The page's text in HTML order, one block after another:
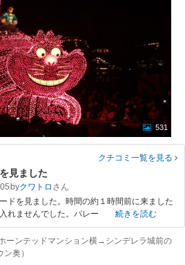
531
クチコミ一覧を見る
見ました
byクワトロ
ドを見ました。時間の約１時間前に来ました
れませんでした。パレー
続きを読む
ーンテッドマンション横→シンデレラ城前の
奥）